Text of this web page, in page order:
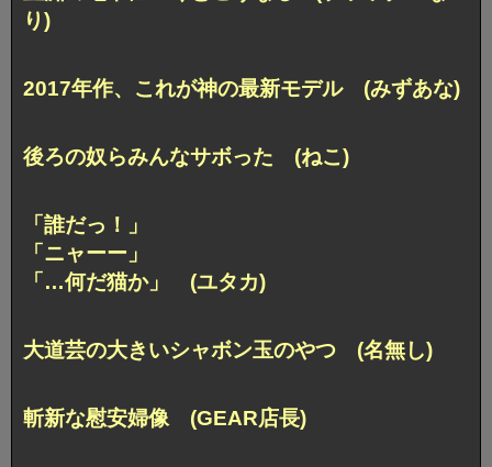
り)
2017年作、これが神の最新モデル (みずあな)
後ろの奴らみんなサボった (ねこ)
「誰だっ！」
「ニャーー」
「…何だ猫か」 (ユタカ)
大道芸の大きいシャボン玉のやつ (名無し)
斬新な慰安婦像 (GEAR店長)